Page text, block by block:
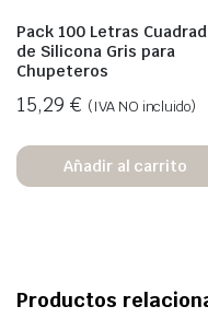
Pack 100 Letras
de Silicona Gris para
Chupeteros
15,29 € (IVA NO incluido)
Añadir al carrito
Productos